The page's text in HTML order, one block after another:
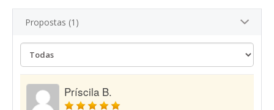
Propostas (1)
Príscila B.